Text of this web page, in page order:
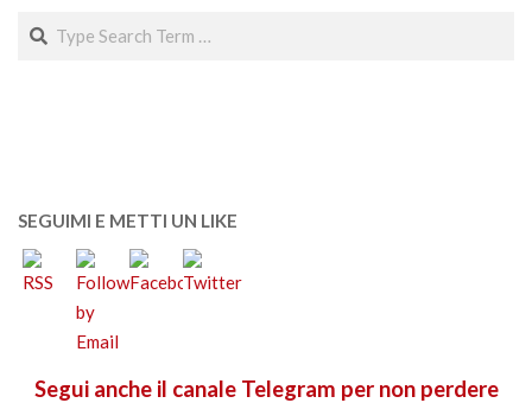
Search
SEGUIMI E METTI UN LIKE
Segui anche il canale Telegram per non perdere